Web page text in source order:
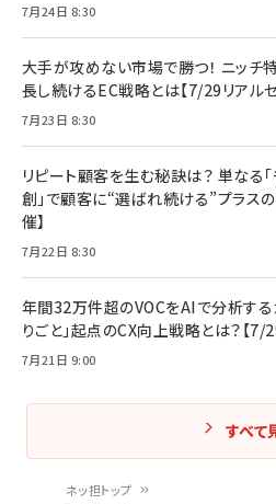
ネッ担トップ
7月24日 8:30
大手が攻めない市場で勝つ！ ニッチ
長し続けるEC戦略とは【7/29リアル
7月23日 8:30
リピート顧客を生む秘訣は？ 単なる「
創」で顧客に“選ばれ続ける”プラス
催】
7月22日 8:30
年間32万件超のVOCをAIで分析する
りごと」起点のCX向上戦略とは？【7/
7月21日 9:00
すべて